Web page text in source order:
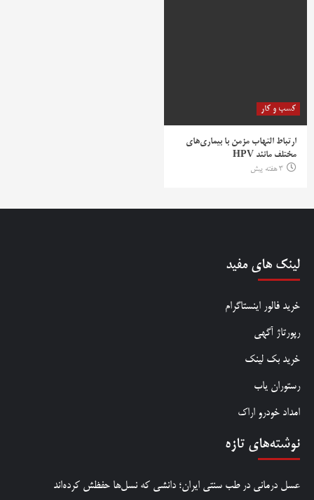
کسب و کار
ارتباط التهاب مزمن با بیماری‌های
مختلف مانند HPV
3 هفته پیش
لینک های مفید
خرید فالور اینستاگرام
رپورتاژ آگهی
خرید بک لینک
رستوران یاب
امداد خودرو اراک
نوشته‌های تازه
عسل درمانی در طب سنتی ایران؛ دانشی که نسل‌ها حفظش کرده‌اند